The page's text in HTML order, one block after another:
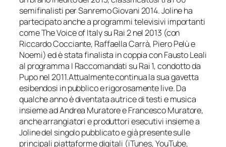
semifinalisti per Sanremo Giovani 2014. Joline ha
partecipato anche a programmi televisivi importanti
come The Voice of Italy su Rai 2 nel 2013 (con
Riccardo Cocciante, Raffaella Carrà, Piero Pelù e
Noemi) ed è stata finalista in coppia con Fausto Leali
al programma I Raccomandati su Rai 1, condotto da
Pupo nel 2011.Attualmente continua la sua gavetta
esibendosi in pubblico e rigorosamente live. Da
qualche anno è diventata autrice di testi e musica
insieme ad Andrea Muratore e Francesco Muratore,
anche arrangiatori e produttori esecutivi insieme a
Joline del singolo pubblicato e già presente sulle
principali piattaforme digitali (iTunes, YouTube,